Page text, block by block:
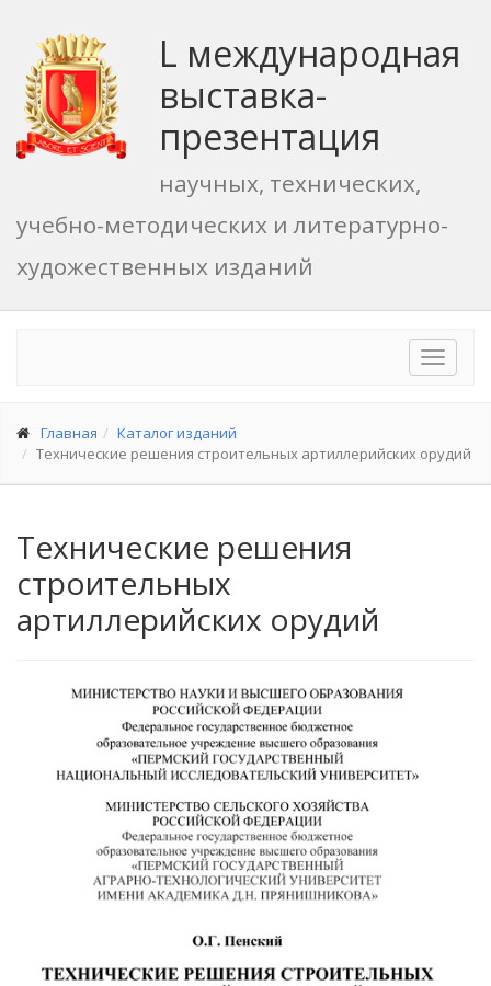
L международная
выставка-
презентация
научных, технических,
учебно-методических и литературно-
художественных изданий
Toggle
Главная
Каталог изданий
Технические решения строительных артиллерийских орудий
Технические решения
строительных
артиллерийских орудий